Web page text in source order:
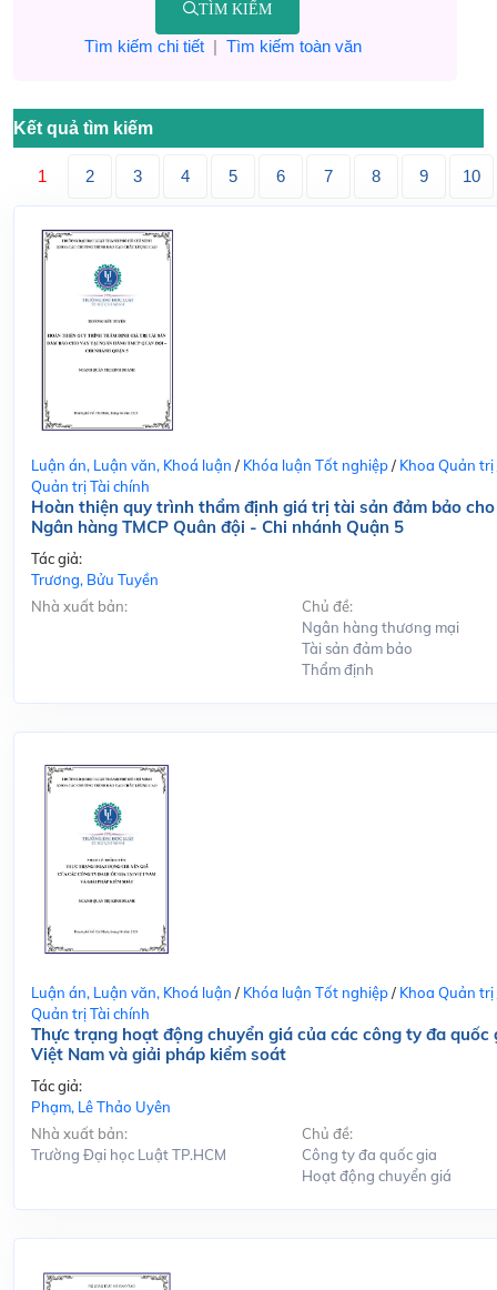
TÌM KIẾM
Tìm kiếm chi tiết| Tìm kiếm toàn văn
Kết quả tìm kiếm
1 2 3 4 5 6 7 8 9 10
Luận án, Luận văn, Khoá luận / Khóa luận Tốt nghiệp/ Khoa Quản trị
Quản trị Tài chính
Hoàn thiện quy trình thẩm định giá trị tài sản đảm bảo
Ngân hàng TMCP Quân đội - Chi nhánh Quận 5
Tác giả:
Trương, Bửu Tuyền
Nhà xuất bản:
Chủ đề:
Ngân hàng thương mại
Tài sản đảm bảo
Thẩm định
Luận án, Luận văn, Khoá luận / Khóa luận Tốt nghiệp/ Khoa Quản trị
Quản trị Tài chính
Thực trạng hoạt động chuyển giá của các công ty đa quốc
Việt Nam và giải pháp kiểm soát
Tác giả:
Phạm, Lê Thảo Uyên
Nhà xuất bản:
Trường Đại học Luật TP.HCM
Chủ đề:
Công ty đa quốc gia
Hoạt động chuyển giá